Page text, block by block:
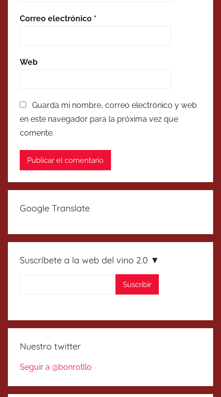
Correo electrónico *
Web
Guarda mi nombre, correo electrónico y web
en este navegador para la próxima vez que
comente.
Google Translate
Suscríbete a la web del vino 2.0 ▼
Nuestro twitter
Seguir a @bonrotllo